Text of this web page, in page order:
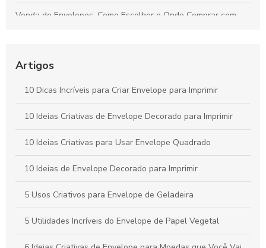
Venda de Envelopes: Como Escolher e Onde Comprar com
e organização
Envelope remetente é essencial para garantir a entrega
correta. Descubra como escolher o ideal para suas
correspondências.
Envelope A4 branco é a escolha ideal para suas
necessidades de apresentação e organização. Descubra suas
Artigos
10 Dicas Incríveis para Criar Envelope para Imprimir
10 Ideias Criativas de Envelope Decorado para Imprimir
10 Ideias Criativas para Usar Envelope Quadrado
10 Ideias de Envelope Decorado para Imprimir
5 Usos Criativos para Envelope de Geladeira
5 Utilidades Incríveis do Envelope de Papel Vegetal